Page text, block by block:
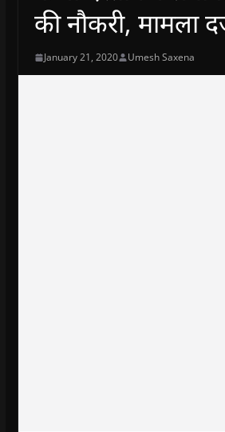
की नौकरी, मामला
January 21, 2020 Umesh Saxena